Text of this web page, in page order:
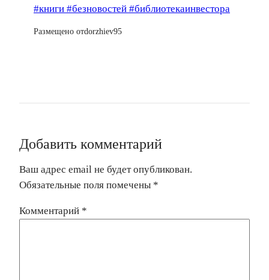
#книги #безновостей #библиотекаинвестора
Размещено отdorzhiev95
Добавить комментарий
Ваш адрес email не будет опубликован.
Обязательные поля помечены *
Комментарий *